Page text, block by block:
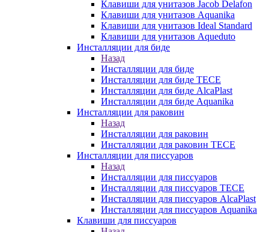
Клавиши для унитазов Jacob Delafon
Клавиши для унитазов Aquanika
Клавиши для унитазов Ideal Standard
Клавиши для унитазов Aqueduto
Инсталляции для биде
Назад
Инсталляции для биде
Инсталляции для биде TECE
Инсталляции для биде AlcaPlast
Инсталляции для биде Aquanika
Инсталляции для раковин
Назад
Инсталляции для раковин
Инсталляции для раковин TECE
Инсталляции для писсуаров
Назад
Инсталляции для писсуаров
Инсталляции для писсуаров TECE
Инсталляции для писсуаров AlcaPlast
Инсталляции для писсуаров Aquanika
Клавиши для писсуаров